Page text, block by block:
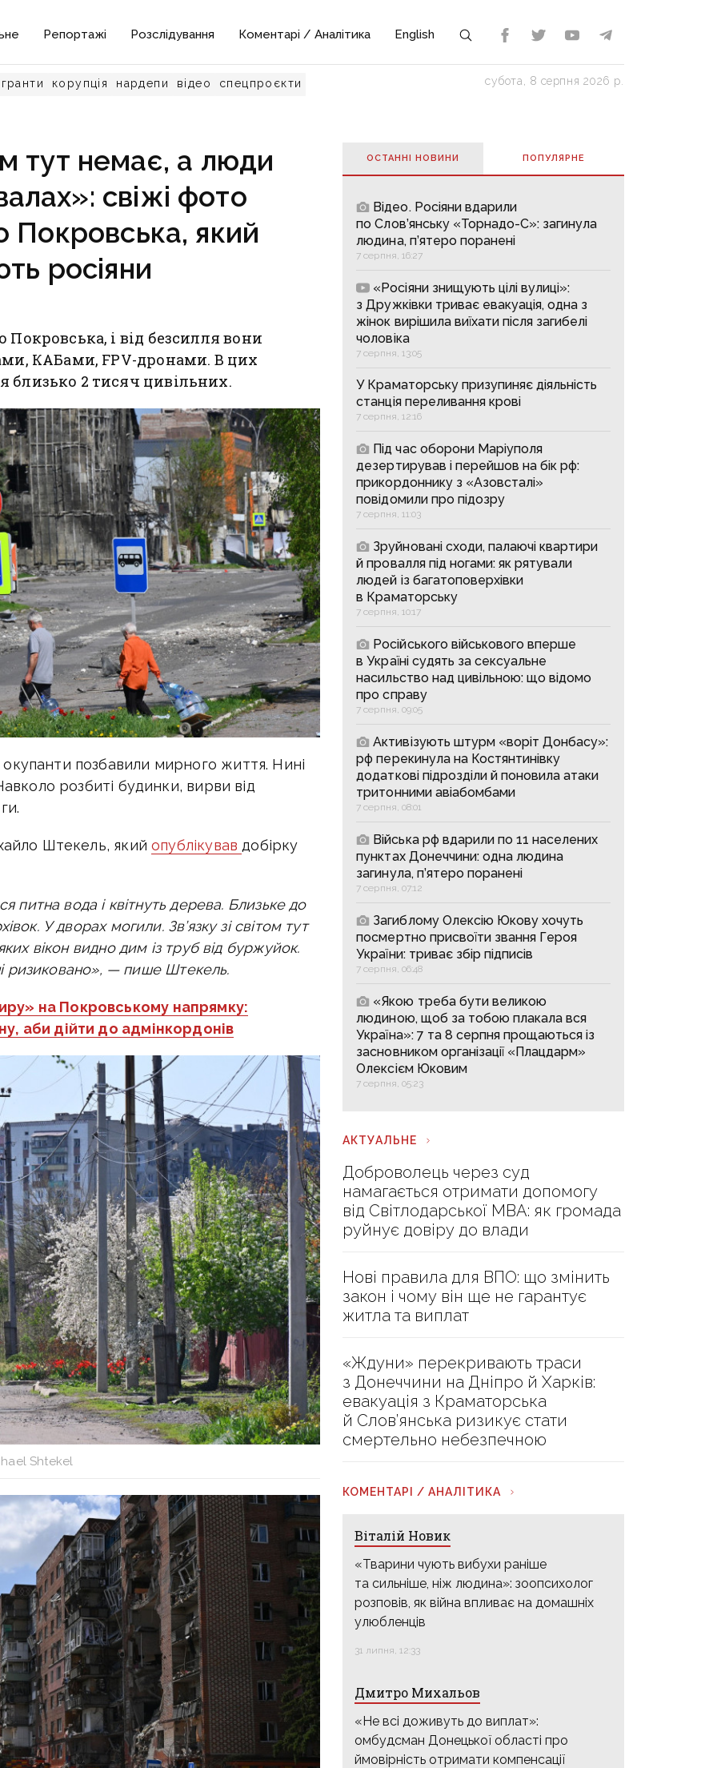
Репортажі Розслідування Коментарі / Аналітика English
гранти корупція нардепи відео спецпроєкти субота, 8 серпня 2026 р.
тут немає, а люди
свіжі фото
Покровська, який
росіяни
і від безсилля вони
КАБами, FPV-дронами. В цих
близько 2 тисяч цивільних.
позбавили мирного життя. Нині
розбиті будинки, вирви від
Штекель, якийопублікувавдобірку
питна вода і квітнуть дерева. Близьке до
У дворах могили. Зв’язку зі світом тут
вікон видно дим із труб від буржуйок.
ризиковано», — пише Штекель.
на Покровському напрямку:
аби дійти до адмінкордонів
Shtekel
ОСТАННІ НОВИНИ ПОПУЛЯРНE
Відео. Росіяни вдарили
по Слов’янську «Торнадо-С»: загинула
людина, п’ятеро поранені
7 серпня, 16:27
«Росіяни знищують цілі вулиці»:
з Дружківки триває евакуація, одна з
жінок вирішила виїхати після загибелі
чоловіка
7 серпня, 13:05
У Краматорську призупиняє діяльність
станція переливання крові
7 серпня, 12:16
Під час оборони Маріуполя
дезертирував і перейшов на бік рф:
прикордоннику з «Азовсталі»
повідомили про підозру
7 серпня, 11:03
Зруйновані сходи, палаючі квартири
й провалля під ногами: як рятували
людей із багатоповерхівки
в Краматорську
7 серпня, 10:17
Російського військового вперше
в Україні судять за сексуальне
насильство над цивільною: що відомо
про справу
7 серпня, 09:05
Активізують штурм «воріт Донбасу»:
рф перекинула на Костянтинівку
додаткові підрозділи й поновила атаки
тритонними авіабомбами
7 серпня, 08:01
Війська рф вдарили по 11 населених
пунктах Донеччини: одна людина
загинула, п’ятеро поранені
7 серпня, 07:12
Загиблому Олексію Юкову хочуть
посмертно присвоїти звання Героя
України: триває збір підписів
7 серпня, 06:48
«Якою треба бути великою
людиною, щоб за тобою плакала вся
Україна»: 7 та 8 серпня прощаються із
засновником організації «Плацдарм»
Олексієм Юковим
7 серпня, 05:23
АКТУАЛЬНЕ
Доброволець через суд
намагається отримати допомогу
від Світлодарської МВА: як громада
руйнує довіру до влади
Нові правила для ВПО: що змінить
закон і чому він ще не гарантує
житла та виплат
«Ждуни» перекривають траси
з Донеччини на Дніпро й Харків:
евакуація з Краматорська
й Слов’янська ризикує стати
смертельно небезпечною
КОМЕНТАРІ / АНАЛІТИКА
Віталій Новик
«Тварини чують вибухи раніше
та сильніше, ніж людина»: зоопсихолог
розповів, як війна впливає на домашніх
улюбленців
31 липня, 12:33
Дмитро Михальов
«Не всі доживуть до виплат»:
омбудсман Донецької області про
ймовірність отримати компенсації